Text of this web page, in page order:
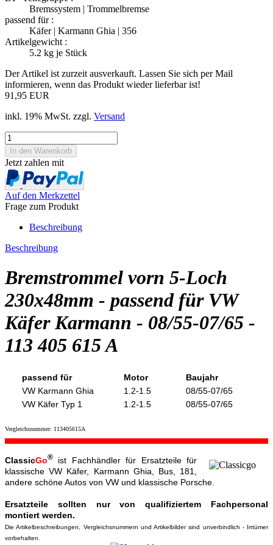
Bremssystem | Trommelbremse
passend für :
Käfer | Karmann Ghia | 356
Artikelgewicht :
5.2 kg je Stück
Der Artikel ist zurzeit ausverkauft. Lassen Sie sich per Mail
informieren, wenn das Produkt wieder lieferbar ist!
91,95 EUR
inkl. 19% MwSt. zzgl. Versand
Jetzt zahlen mit
Auf den Merkzettel
Frage zum Produkt
Beschreibung
Beschreibung
Bremstrommel vorn 5-Loch
230x48mm - passend für VW
Käfer Karmann - 08/55-07/65 -
113 405 615 A
passend für Motor
Baujahr
VW Karmann Ghia
1.2-1.5
08/55-07/65
VW Käfer Typ 1
1.2-1.5 08/55-07/65
Vergleichsnummer: 113405615A
ClassicGo®
ist Fachhändler für Ersatzteile für
klassische VW Käfer, Karmann Ghia, Bus, 181,
andere schöne Autos von VW und klassische Porsche.
Ersatzteile sollten nur von qualifiziertem Fachpersonal
montiert werden.
Die Artikelbeschreibungen, Vergleichsnummern und Artikelbilder sind unverbindlich - Irrtümer
vorbehalten.